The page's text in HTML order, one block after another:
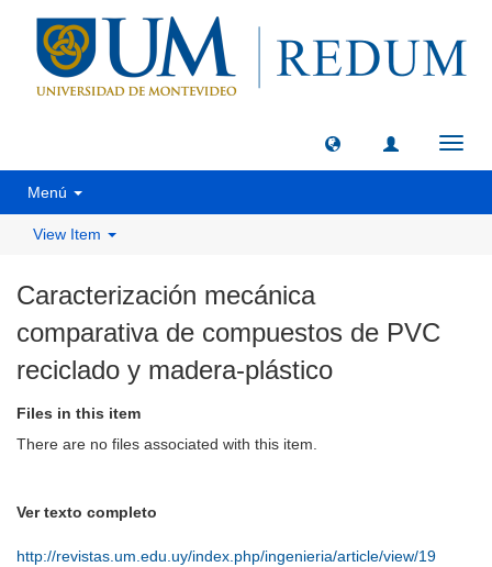
Menú
View Item
Caracterización mecánica
comparativa de compuestos de PVC
reciclado y madera-plástico
Files in this item
There are no files associated with this item.
Ver texto completo
http://revistas.um.edu.uy/index.php/ingenieria/article/view/19